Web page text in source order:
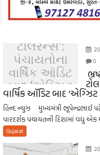
ભ્રષ્ટાચાર
ટોલરન્સ’:
પંચાયતોના
વાર્ષિક ઑડિટ
બાદ ‘એગ્ઝિટ
કૉન્ફરન્સ’
ફરજિયાત
0
વાર્ષિક ઑડિટ બાદ
હિન્દ ન્યુઝ મુખ્યમંત્રી ભૂપેન્દ્રભાઈ
પારદર્શક પંચાયતની દિશામાં વધુ એક
Gujarat